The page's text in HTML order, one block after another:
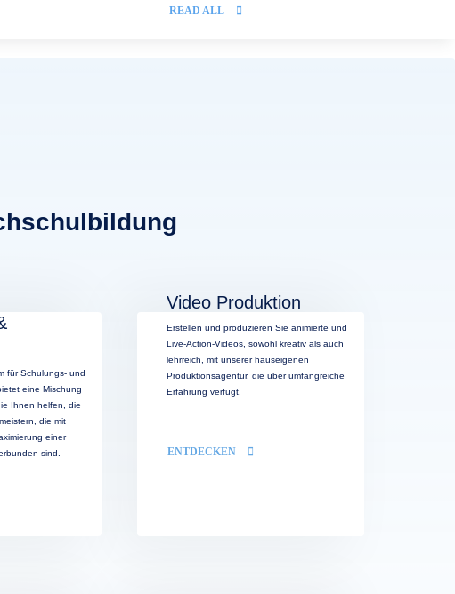
READ ALL
für Schulungs- und
eine Mischung
Ihnen helfen, die
die mit
einer
sind.
Video Produktion
Erstellen und produzieren Sie animierte und
Live-Action-Videos, sowohl kreativ als auch
lehrreich, mit unserer hauseigenen
Produktionsagentur, die über umfangreiche
Erfahrung verfügt.
ENTDECKEN